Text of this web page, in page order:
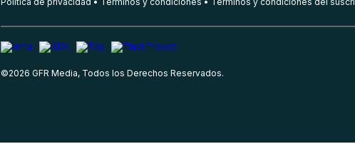
©2026 GFR Media, Todos los Derechos Reservados.